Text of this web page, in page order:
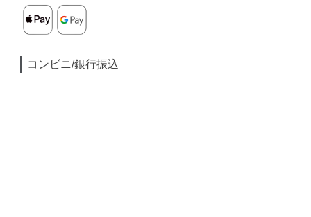
コンビニ/銀行振込